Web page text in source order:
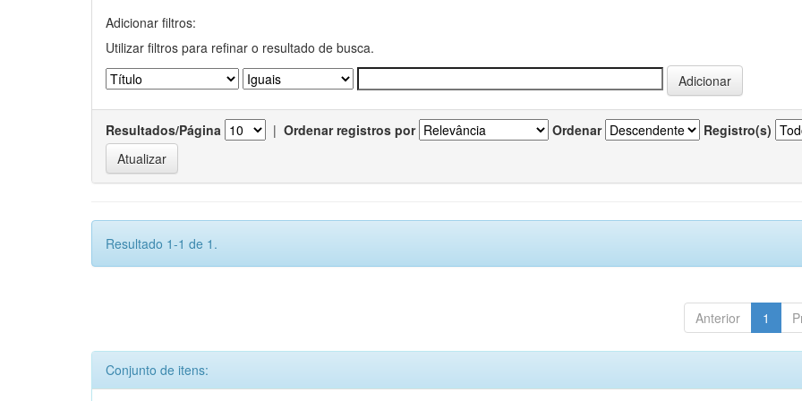
Adicionar filtros:
Utilizar filtros para refinar o resultado de busca.
Resultados/Página | Ordenar registros por Ordenar Registro(s)
Resultado 1-1 de 1.
Anterior 1
Conjunto de itens: